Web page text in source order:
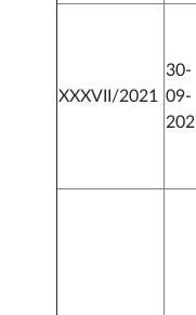
XXXVII/2021
30-
09-